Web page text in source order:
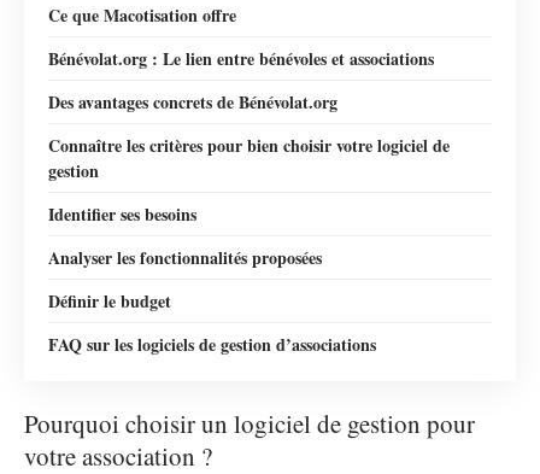
Ce que Macotisation offre
Bénévolat.org : Le lien entre bénévoles et associations
Des avantages concrets de Bénévolat.org
Connaître les critères pour bien choisir votre logiciel de
gestion
Identifier ses besoins
Analyser les fonctionnalités proposées
Définir le budget
FAQ sur les logiciels de gestion d’associations
Pourquoi choisir un logiciel de gestion pour
votre association ?